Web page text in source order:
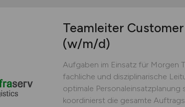
Teamleiter
(w/m/d)
Aufgaben im Einsatz für Morgen
fachliche und disziplinarische
optimale Personaleinsatzplanung
koordinierst die gesamte